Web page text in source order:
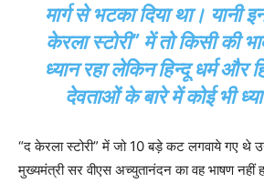
मार्ग से भटका दिया था। यानी
केरला स्टोरी” में तो किसी की
ध्यान रहा लेकिन हिन्दू धर्म और
देवताओं के बारे में कोई भी
“द केरला स्टोरी” में जो 10 बड़े कट लगवाये गए थे
मुख्यमंत्री सर वीएस अच्युतानंदन का वह भाषण नहीं